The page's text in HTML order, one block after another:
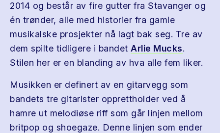
2014 og består av fire gutter fra Stavanger og
én trønder, alle med historier fra gamle
musikalske prosjekter nå lagt bak seg. Tre av
dem spilte tidligere i bandet Arlie Mucks.
Stilen her er en blanding av hva alle fem liker.
Musikken er definert av en gitarvegg som
bandets tre gitarister opprettholder ved å
hamre ut melodiøse riff som går linjen mellom
britpop og shoegaze. Denne linjen som ender